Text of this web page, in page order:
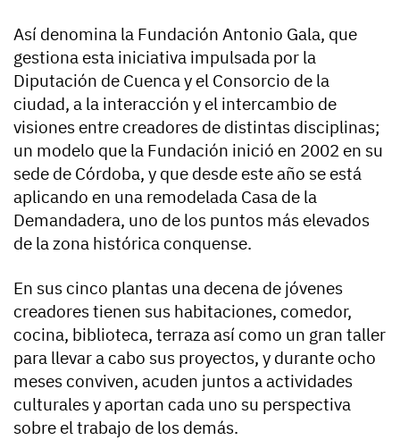
Así denomina la Fundación Antonio Gala, que
gestiona esta iniciativa impulsada por la
Diputación de Cuenca y el Consorcio de la
ciudad, a la interacción y el intercambio de
visiones entre creadores de distintas disciplinas;
un modelo que la Fundación inició en 2002 en su
sede de Córdoba, y que desde este año se está
aplicando en una remodelada Casa de la
Demandadera, uno de los puntos más elevados
de la zona histórica conquense.
En sus cinco plantas una decena de jóvenes
creadores tienen sus habitaciones, comedor,
cocina, biblioteca, terraza así como un gran taller
para llevar a cabo sus proyectos, y durante ocho
meses conviven, acuden juntos a actividades
culturales y aportan cada uno su perspectiva
sobre el trabajo de los demás.